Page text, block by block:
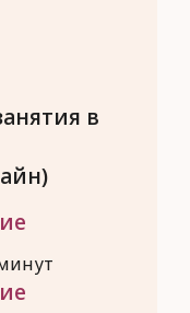
в